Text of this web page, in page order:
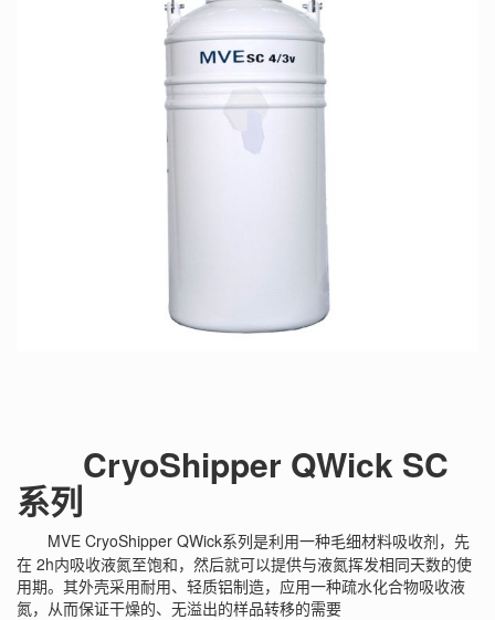
CryoShipper QWick SC
系列
MVE CryoShipper QWick系列是利用一种毛细材料吸收剂，先
在 2h内吸收液氮至饱和，然后就可以提供与液氮挥发相同天数的使
用期。其外壳采用耐用、轻质铝制造，应用一种疏水化合物吸收液
氮，从而保证干燥的、无溢出的样品转移的需要